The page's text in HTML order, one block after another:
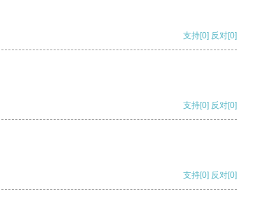
支持[0] 反对[0]
支持[0] 反对[0]
支持[0] 反对[0]